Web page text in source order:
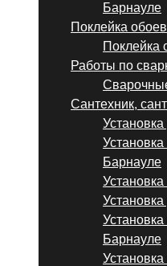
Барнауле
Поклейка обоев
Поклейка
Работы по
Сантехник,
Установка
Барнауле
Барнауле